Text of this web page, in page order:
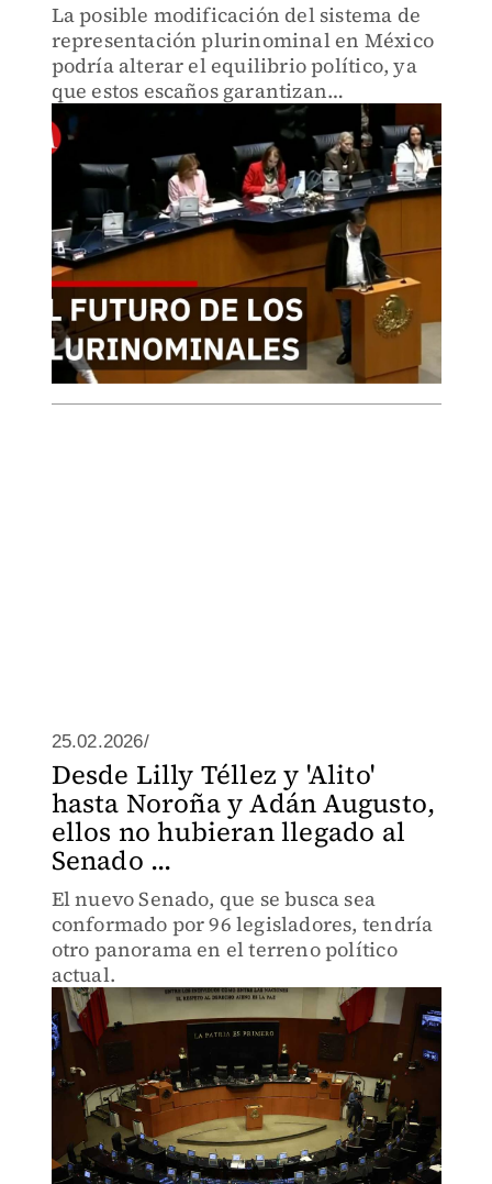
La posible modificación del sistema de
representación plurinominal en México
podría alterar el equilibrio político, ya
que estos escaños garantizan
contrapesos legislativos y evitan
mayorías absolutas sin consenso.
25.02.2026/
Desde Lilly Téllez y 'Alito'
hasta Noroña y Adán Augusto,
ellos no hubieran llegado al
Senado ...
El nuevo Senado, que se busca sea
conformado por 96 legisladores, tendría
otro panorama en el terreno político
actual.